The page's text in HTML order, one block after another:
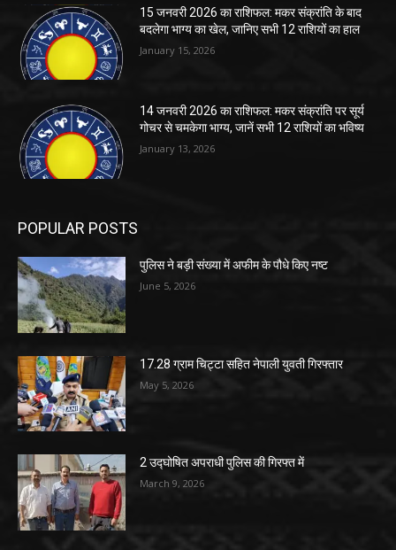
15 जनवरी 2026 का राशिफल: मकर संक्रांति के बाद
बदलेगा भाग्य का खेल, जानिए सभी 12 राशियों का हाल
January 15, 2026
14 जनवरी 2026 का राशिफल: मकर संक्रांति पर सूर्य
गोचर से चमकेगा भाग्य, जानें सभी 12 राशियों का भविष्य
January 13, 2026
POPULAR POSTS
पुलिस ने बड़ी संख्या में अफीम के पौधे किए नष्ट
June 5, 2026
17.28 ग्राम चिट्टा सहित नेपाली युवती गिरफ्तार
May 5, 2026
2 उद्घोषित अपराधी पुलिस की गिरफ्त में
March 9, 2026